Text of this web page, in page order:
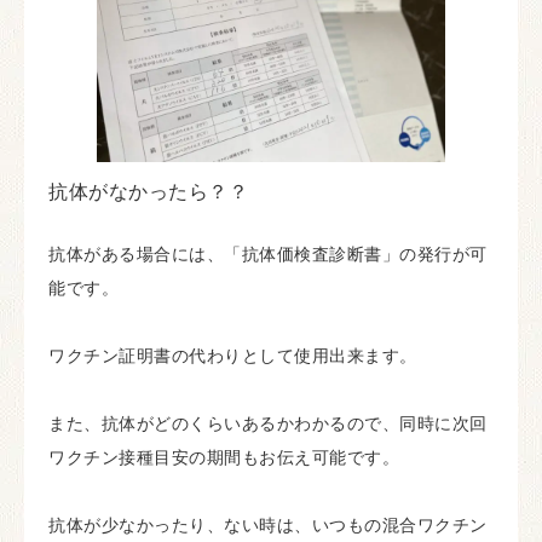
抗体がなかったら？？
抗体がある場合には、「抗体価検査診断書」の発行が可
能です。
ワクチン証明書の代わりとして使用出来ます。
また、抗体がどのくらいあるかわかるので、同時に次回
ワクチン接種目安の期間もお伝え可能です。
抗体が少なかったり、ない時は、いつもの混合ワクチン